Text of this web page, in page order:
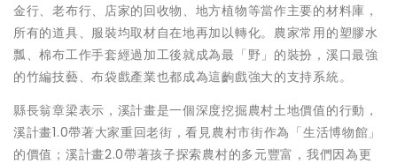
金行、老布行、店家的回收物、地方植物等當作主要的材料庫，
所有的道具、服裝均取材自在地再加以轉化。農家常用的塑膠水
瓢、棉布工作手套經過加工後就成為最「野」的裝扮，溪口最強
的竹編技藝、布袋戲產業也都成為這齣戲強大的支持系統。
縣長翁章梁表示，溪計畫是一個深度挖掘農村土地價值的行動，
溪計畫1.0帶著大家重回老街，看見農村市街作為「生活博物館」
的價值；溪計畫2.0帶著孩子探索農村的多元豐富，我們因為更